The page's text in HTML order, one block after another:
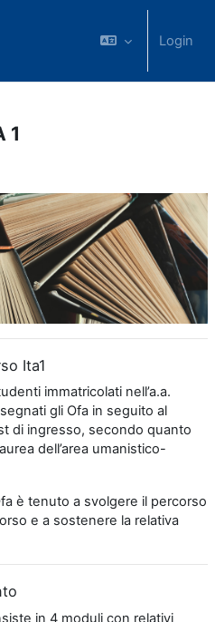
Login
1
Ita1
immatricolati nell’a.a.
gli Ofa in seguito al
di ingresso, secondo quanto
dell’area umanistico-
è tenuto a svolgere il percorso
e a sostenere la relativa
in 4 moduli con relativi